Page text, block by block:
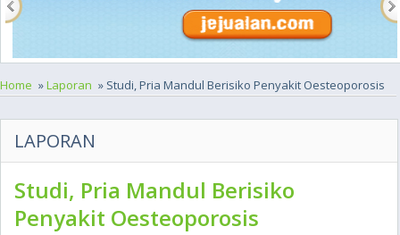
Home »Laporan » Studi, Pria Mandul Berisiko Penyakit Oesteoporosis
LAPORAN
Studi, Pria Mandul Berisiko
Penyakit Oesteoporosis